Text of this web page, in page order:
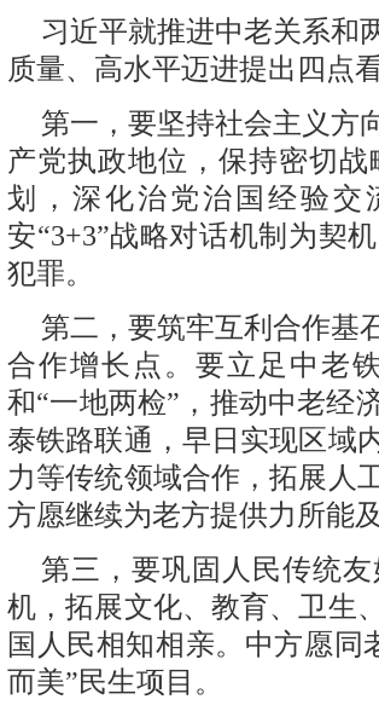
习近平就推进中老关系和
质量、高水平迈进提出四点
第一，要坚持社会主义方
产党执政地位，保持密切
划，深化治党治国经验交
安“3+3”战略对话机制为契
犯罪。
第二，要筑牢互利合作基
合作增长点。要立足中老
和“一地两检”，推动中老经
泰铁路联通，早日实现区域
力等传统领域合作，拓展人
方愿继续为老方提供力所能
第三，要巩固人民传统
机，拓展文化、教育、卫生
国人民相知相亲。中方愿同
而美”民生项目。